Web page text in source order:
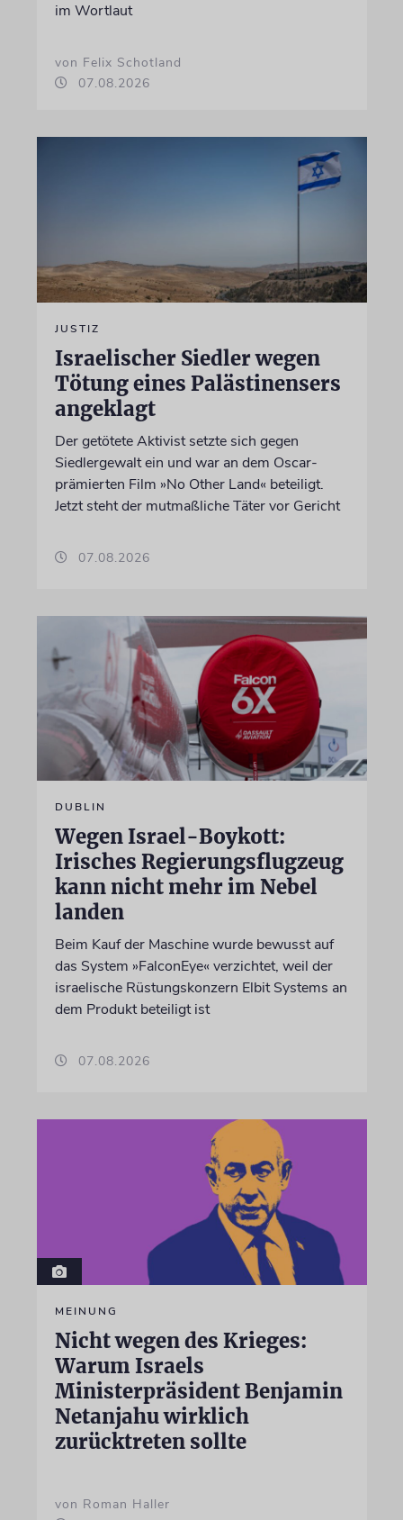
im Wortlaut
von Felix Schotland
07.08.2026
JUSTIZ
Israelischer Siedler wegen
Tötung eines Palästinensers
angeklagt
Der getötete Aktivist setzte sich gegen
Siedlergewalt ein und war an dem Oscar-
prämierten Film »No Other Land« beteiligt.
Jetzt steht der mutmaßliche Täter vor Gericht
07.08.2026
DUBLIN
Wegen Israel-Boykott:
Irisches Regierungsflugzeug
kann nicht mehr im Nebel
landen
Beim Kauf der Maschine wurde bewusst auf
das System »FalconEye« verzichtet, weil der
israelische Rüstungskonzern Elbit Systems an
dem Produkt beteiligt ist
07.08.2026
MEINUNG
Nicht wegen des Krieges:
Warum Israels
Ministerpräsident Benjamin
Netanjahu wirklich
zurücktreten sollte
von Roman Haller